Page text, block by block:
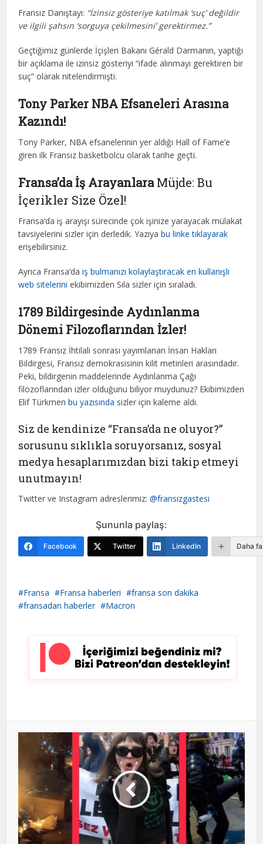
Fransız Danıştayı: “İzinsiz gösteriye katılmak ‘suç’ değildir
ve ilgili şahsın ‘sorguya çekilmesini’ gerektirmez.”
Geçtiğimiz günlerde İçişleri Bakanı Gérald Darmanin, yaptığı
bir açıklama ile izinsiz gösteriyi “ifade alınmayı gerektiren bir
suç” olarak nitelendirmişti.
Tony Parker NBA Efsaneleri Arasına
Kazındı!
Tony Parker, NBA efsanelerinin yer aldığı Hall of Fame’e
giren ilk Fransız basketbolcu olarak tarihe geçti.
Fransa’da İş ArayanlaraMüjde: Bu
İçerikler Size Özel!
Fransa’da iş arayışı sürecinde çok işinize yarayacak mülakat
tavsiyelerini sizler için derledik. Yazıyabu linke tıklayarak
erişebilirsiniz.
Ayrıca Fransa’da iş bulmanızı kolaylaştıracak en kullanışlı
web sitelerini ekibimizden Sıla sizler için sıraladı.
1789 Bildirgesinde Aydınlanma
Dönemi Filozoflarından İzler!
1789 Fransız İhtilali sonrası yayımlanan İnsan Hakları
Bildirgesi, Fransız demokrasisinin kilit metinleri arasındadır.
Peki, bildirgenin maddelerinde Aydınlanma Çağı
filozoflarından izler olduğunu biliyor muydunuz? Ekibimizden
Elif Türkmenbu yazısında sizler için kaleme aldı.
Siz de kendinize “Fransa’da ne oluyor?”
sorusunu sıklıkla soruyorsanız, sosyal
medya hesaplarımızdan bizi takip etmeyi
unutmayın!
Twitter ve Instagram adreslerimiz:@fransizgastesi
Şununla paylaş:
Facebook Twitter LinkedIn Daha
Fransa Fransa haberleri
fransa son dakika
fransadan haberler
Macron